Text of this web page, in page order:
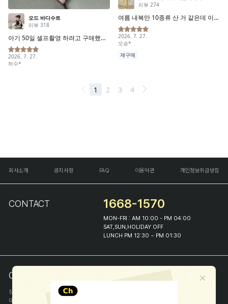
회사소개 공지사항 FAQ 이용약관 개인정보취급방침
CONTACT 1668-1570
MON-FRI : AM 10:00 - PM 04:00
SAT,SUN,HOLIDAY OFF
LUNCH PM 12:30 ~ PM 01:30
COMPANY INFO
상호
(주)해피프린스
대표